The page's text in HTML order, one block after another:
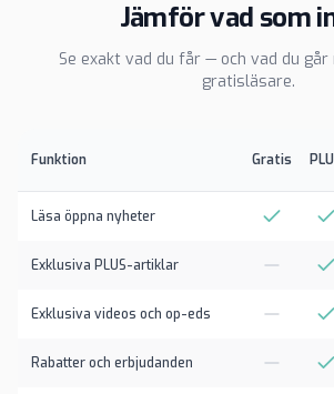
Jämför vad som
Se exakt vad du får — och vad du
gratisläsare.
Funktion Gratis
Läsa öppna nyheter
Exklusiva PLUS-artiklar
Exklusiva videos och op-eds
Rabatter och erbjudanden